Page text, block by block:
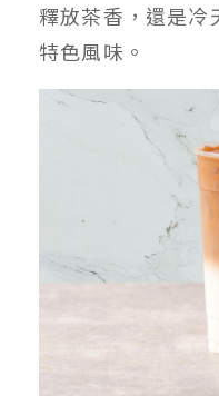
釋放茶香，還是冷
特色風味。